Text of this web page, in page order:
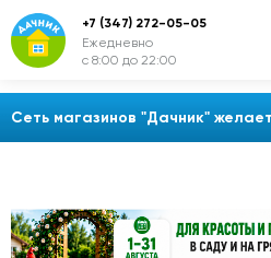
Сеть магазинов "Дачник"
+7 (347) 272-05-05
Ежедневно
с 8:00 до 22:00